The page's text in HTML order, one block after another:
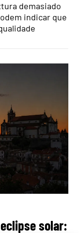
demasiado
indicar que
solar: